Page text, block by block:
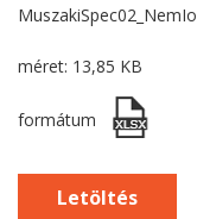
méret: 13,85 KB
formátum
Letöltés